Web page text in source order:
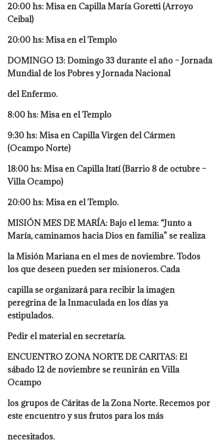
20:00 hs: Misa en Capilla María Goretti (Arroyo
Ceibal)
20:00 hs: Misa en el Templo
DOMINGO 13: Domingo 33 durante el año – Jornada
Mundial de los Pobres y Jornada Nacional
del Enfermo.
8:00 hs: Misa en el Templo
9:30 hs: Misa en Capilla Virgen del Cármen
(Ocampo Norte)
18:00 hs: Misa en Capilla Itatí (Barrio 8 de octubre –
Villa Ocampo)
20:00 hs: Misa en el Templo.
MISIÓN MES DE MARÍA: Bajo el lema: “Junto a
María, caminamos hacia Dios en familia” se realiza
la Misión Mariana en el mes de noviembre. Todos
los que deseen pueden ser misioneros. Cada
capilla se organizará para recibir la imagen
peregrina de la Inmaculada en los días ya
estipulados.
Pedir el material en secretaría.
ENCUENTRO ZONA NORTE DE CARITAS: El
sábado 12 de noviembre se reunirán en Villa
Ocampo
los grupos de Cáritas de la Zona Norte. Recemos por
este encuentro y sus frutos para los más
necesitados.